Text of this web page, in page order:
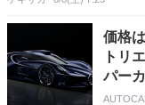
価格
トリ
パー
マー